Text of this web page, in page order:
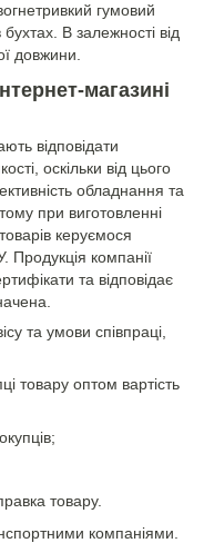
гумовий
В залежності від
довжини.
магазині
відповідати
оскільки від цього
обладнання та
при виготовленні
керуємося
компанії
та відповідає
та умови співпраці,
товару оптом вартість
товару.
компаніями.